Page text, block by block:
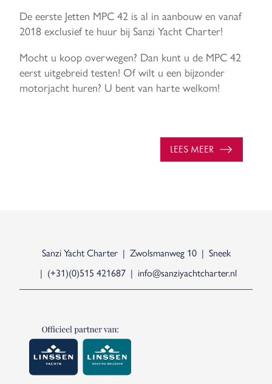
De eerste Jetten MPC 42 is al in aanbouw en vanaf
2018 exclusief te huur bij Sanzi Yacht Charter!
Mocht u koop overwegen? Dan kunt u de MPC 42
eerst uitgebreid testen! Of wilt u een bijzonder
motorjacht huren? U bent van harte welkom!
LEES MEER
Sanzi Yacht Charter Zwolsmanweg 10
Sneek
(+31)(0)515 421687
info@sanziyachtcharter.nl